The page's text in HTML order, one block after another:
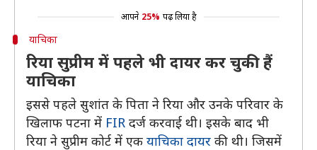
आपने 25% पढ़ लिया है
याचिका
रिया सुप्रीम में पहले भी दायर कर चुकी हैं
याचिका
इससे पहले सुशांत के पिता ने रिया और उनके परिवार के
खिलाफ पटना में FIR दर्ज करवाई थी। इसके बाद भी
रिया ने सुप्रीम कोर्ट में एक याचिका दायर की थी। जिसमें